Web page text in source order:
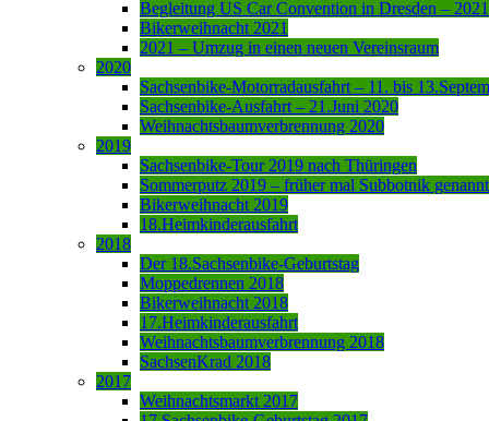
Begleitung US Car Convention in Dresden – 2021
Bikerweihnacht 2021
2021 – Umzug in einen neuen Vereinsraum
2020
Sachsenbike-Motorradausfahrt – 11. bis
Sachsenbike-Ausfahrt – 21.Juni 2020
Weihnachtsbaumverbrennung 2020
2019
Sachsenbike-Tour 2019 nach Thüringen
Sommerputz 2019 – früher mal Subbotnik genannt
Bikerweihnacht 2019
18.Heimkinderausfahrt
2018
Der 18.Sachsenbike-Geburtstag
Moppedrennen 2018
Bikerweihnacht 2018
17.Heimkinderausfahrt
Weihnachtsbaumverbrennung 2018
SachsenKrad 2018
2017
Weihnachtsmarkt 2017